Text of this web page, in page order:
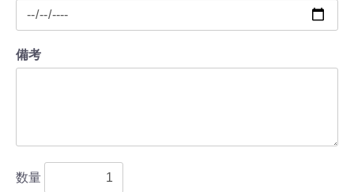
備考
数量